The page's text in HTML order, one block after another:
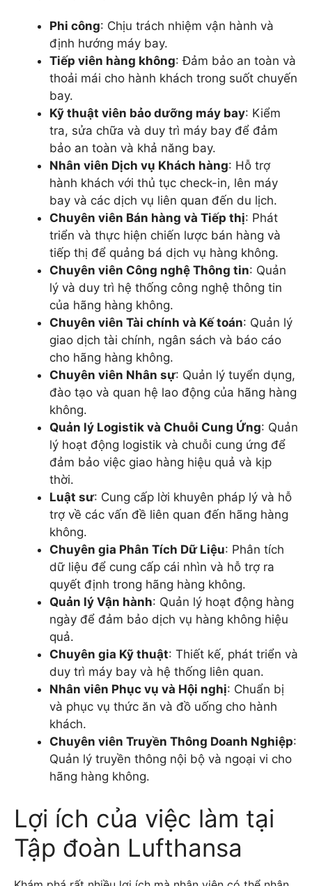
Phi công: Chịu trách nhiệm vận hành và
định hướng máy bay.
Tiếp viên hàng không: Đảm bảo an toàn và
thoải mái cho hành khách trong suốt chuyến
bay.
Kỹ thuật viên bảo dưỡng máy bay: Kiểm
tra, sửa chữa và duy trì máy bay để đảm
bảo an toàn và khả năng bay.
Nhân viên Dịch vụ Khách hàng: Hỗ trợ
hành khách với thủ tục check-in, lên máy
bay và các dịch vụ liên quan đến du lịch.
Chuyên viên Bán hàng và Tiếp thị: Phát
triển và thực hiện chiến lược bán hàng và
tiếp thị để quảng bá dịch vụ hàng không.
Chuyên viên Công nghệ Thông tin: Quản
lý và duy trì hệ thống công nghệ thông tin
của hãng hàng không.
Chuyên viên Tài chính và Kế toán: Quản lý
giao dịch tài chính, ngân sách và báo cáo
cho hãng hàng không.
Chuyên viên Nhân sự: Quản lý tuyển dụng,
đào tạo và quan hệ lao động của hãng hàng
không.
Quản lý Logistik và Chuỗi Cung Ứng: Quản
lý hoạt động logistik và chuỗi cung ứng để
đảm bảo việc giao hàng hiệu quả và kịp
thời.
Luật sư: Cung cấp lời khuyên pháp lý và hỗ
trợ về các vấn đề liên quan đến hãng hàng
không.
Chuyên gia Phân Tích Dữ Liệu: Phân tích
dữ liệu để cung cấp cái nhìn và hỗ trợ ra
quyết định trong hãng hàng không.
Quản lý Vận hành: Quản lý hoạt động hàng
ngày để đảm bảo dịch vụ hàng không hiệu
quả.
Chuyên gia Kỹ thuật: Thiết kế, phát triển và
duy trì máy bay và hệ thống liên quan.
Nhân viên Phục vụ và Hội nghị: Chuẩn bị
và phục vụ thức ăn và đồ uống cho hành
khách.
Chuyên viên Truyền Thông Doanh Nghiệp:
Quản lý truyền thông nội bộ và ngoại vi cho
hãng hàng không.
Lợi ích của việc làm tại
Tập đoàn Lufthansa